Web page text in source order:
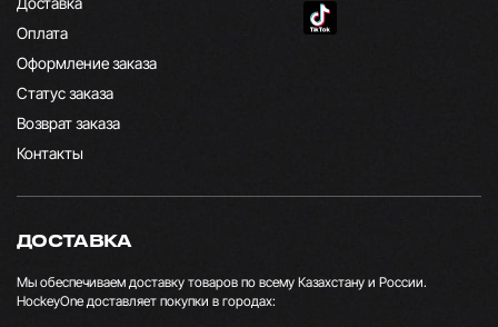
Оплата
Оформление заказа
Статус заказа
Возврат заказа
Контакты
ДОСТАВКА
Мы обеспечиваем доставку товаров по всему Казахстану и России.
HockeyOne доставляет покупки в городах: